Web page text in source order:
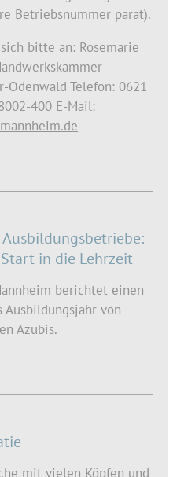
Betriebsnummer parat).
bitte an: Rosemarie
Odenwald Telefon: 0621
400 E-Mail:
in die Lehrzeit
berichtet einen
von
Azubis.
mit vielen Köpfen und